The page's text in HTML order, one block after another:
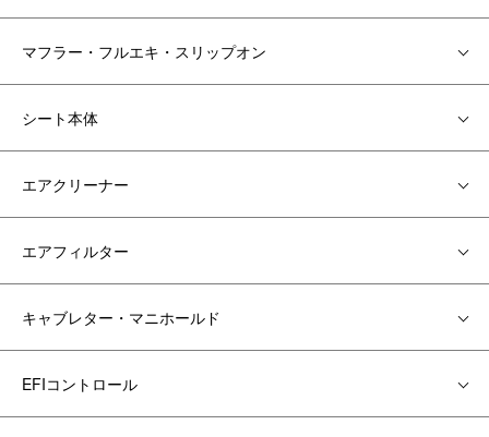
マフラー・フルエキ・スリップオン
シート本体
エアクリーナー
エアフィルター
キャブレター・マニホールド
EFIコントロール